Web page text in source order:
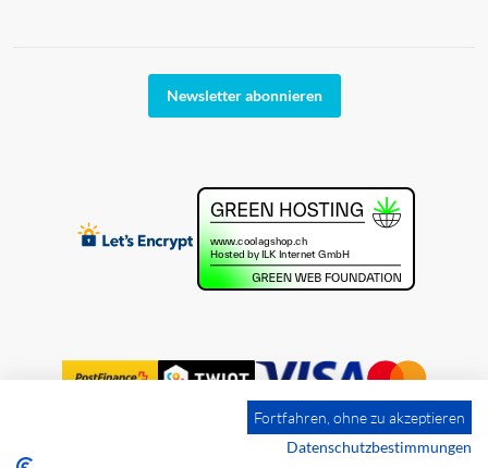
Newsletter abonnieren
Fortfahren, ohne zu akzeptieren
Datenschutzbestimmungen